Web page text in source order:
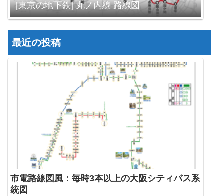
[東京の地下鉄] 丸ノ内線 路線図
最近の投稿
市電路線図風：毎時3本以上の大阪シティバス系
統図